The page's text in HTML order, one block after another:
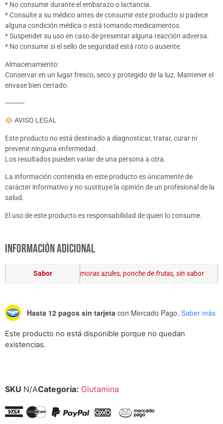
* No consumir durante el embarazo o lactancia.
* Consulte a su médico antes de consumir este producto si padece
alguna condición médica o está tomando medicamentos.
* Suspender su uso en caso de presentar alguna reacción adversa.
* No consumir si el sello de seguridad está roto o ausente.
Almacenamiento:
Conservar en un lugar fresco, seco y protegido de la luz. Mantener el
envase bien cerrado.
⸻
AVISO LEGAL
Este producto no está destinado a diagnosticar, tratar, curar ni
prevenir ninguna enfermedad.
Los resultados pueden variar de una persona a otra.
La información contenida en este producto es únicamente de
carácter informativo y no sustituye la opinión de un profesional de la
salud.
El uso de este producto es responsabilidad de quien lo consume.
Información adicional
Sabor moras azules, ponche de frutas, sin sabor
Hasta 12 pagos sin tarjeta con Mercado Pago. Saber más
Este producto no está disponible porque no quedan
existencias.
SKU N/ACategoría: Glutamina